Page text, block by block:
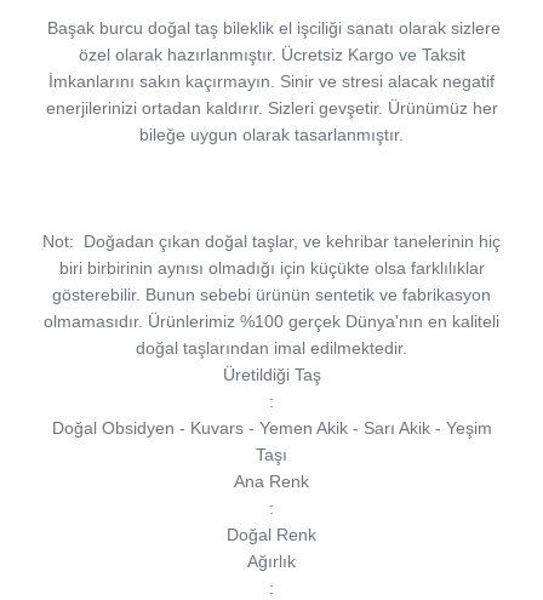
Başak burcu doğal taş bileklik el işciliği sanatı olarak sizlere
özel olarak hazırlanmıştır. Ücretsiz Kargo ve Taksit
İmkanlarını sakın kaçırmayın. Sinir ve stresi alacak negatif
enerjilerinizi ortadan kaldırır. Sizleri gevşetir. Ürünümüz her
bileğe uygun olarak tasarlanmıştır.
Not: Doğadan çıkan doğal taşlar, ve kehribar tanelerinin hiç
biri birbirinin aynısı olmadığı için küçükte olsa farklılıklar
gösterebilir. Bunun sebebi ürünün sentetik ve fabrikasyon
olmamasıdır. Ürünlerimiz %100 gerçek Dünya'nın en kaliteli
doğal taşlarından imal edilmektedir.
Üretildiği Taş
:
Doğal Obsidyen - Kuvars - Yemen Akik - Sarı Akik - Yeşim
Taşı
Ana Renk
:
Doğal Renk
Ağırlık
: